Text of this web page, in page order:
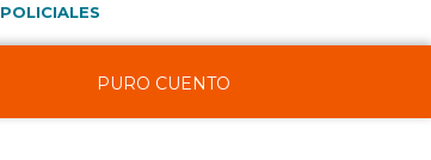
POLICIALES
PURO CUENTO